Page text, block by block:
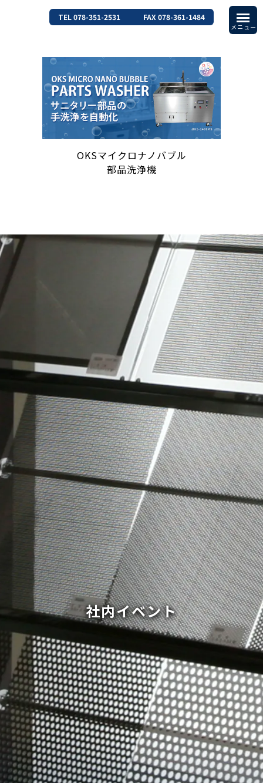
TEL 078-351-2531 FAX 078-361-1484
OKSマイクロナノバブル
部品洗浄機
社内イベント